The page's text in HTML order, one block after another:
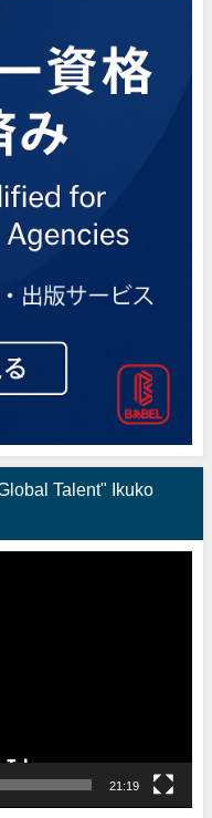
Talent" Ikuko
21:19